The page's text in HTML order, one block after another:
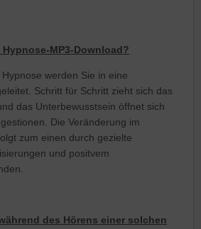
MP3-Download?
werden Sie in eine
Schritt für Schritt zieht sich das
das Unterbewusstsein öffnet sich
Die Veränderung im
zum einen durch gezielte
und positvem
des Hörens einer solchen